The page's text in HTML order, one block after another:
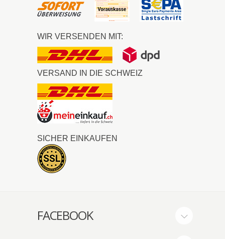
WIR VERSENDEN MIT:
VERSAND IN DIE SCHWEIZ
SICHER EINKAUFEN
FACEBOOK